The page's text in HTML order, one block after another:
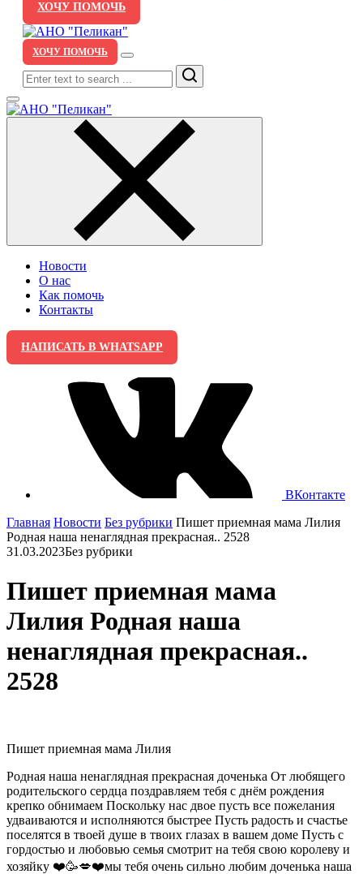
ХОЧУ ПОМОЧЬ
ХОЧУ ПОМОЧЬ
Search
Новости
О нас
Как помочь
Контакты
НАПИСАТЬ В WHATSAPP
ВКонтакте
Главная Новости Без рубрики Пишет приемная мама Лилия
Родная наша ненаглядная прекрасная.. 2528
31.03.2023Без рубрики
Пишет приемная мама
Лилия Родная наша
ненаглядная прекрасная..
2528
Пишет приемная мама Лилия
Родная наша ненаглядная прекрасная доченька От любящего
родительского сердца поздравляем тебя с днём рождения
крепко обнимаем Поскольку нас двое пусть все пожелания
удваиваются и исполняются быстрее Пусть радость и счастье
поселятся в твоей душе в твоих глазах в вашем доме Пусть с
гордостью и любовью семья смотрит на тебя свою королеву и
хозяйку ❤️🥳💋❤️мы тебя очень сильно любим доченька наша